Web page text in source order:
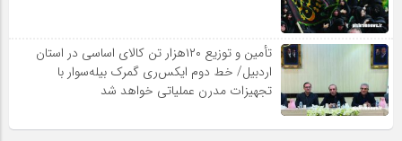
تأمین و توزیع ۱۲۰هزار تن کالای اساسی در استان
اردبیل/ خط دوم ایکس‌ری گمرک بیله‌سوار با
تجهیزات مدرن عملیاتی خواهد شد